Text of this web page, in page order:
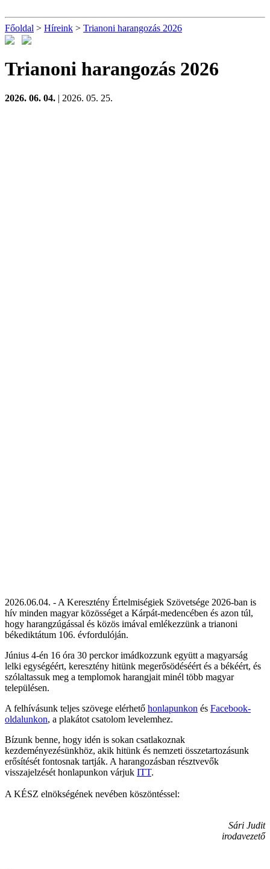
Főoldal > Híreink > Trianoni harangozás 2026
Trianoni harangozás 2026
2026. 06. 04. | 2026. 05. 25.
2026.06.04. - A Keresztény Értelmiségiek Szövetsége 2026-ban is
hív minden magyar közösséget a Kárpát-medencében és azon túl,
hogy harangzúgással és közös imával emlékezzünk a trianoni
békediktátum 106. évfordulóján.
Június 4-én 16 óra 30 perckor imádkozzunk együtt a magyarság
lelki egységéért, keresztény hitünk megerősödéséért és a békéért, és
szólaltassuk meg a templomok harangjait minél több magyar
településen.
A felhívásunk teljes szövege elérhető honlapunkon és Facebook-
oldalunkon, a plakátot csatolom levelemhez.
Bízunk benne, hogy idén is sokan csatlakoznak
kezdeményezésünkhöz, akik hitünk és nemzeti összetartozásunk
erősítését fontosnak tartják. A harangozásban résztvevők
visszajelzését honlapunkon várjuk ITT.
A KÉSZ elnökségének nevében köszöntéssel:
Sári Judit
irodavezető